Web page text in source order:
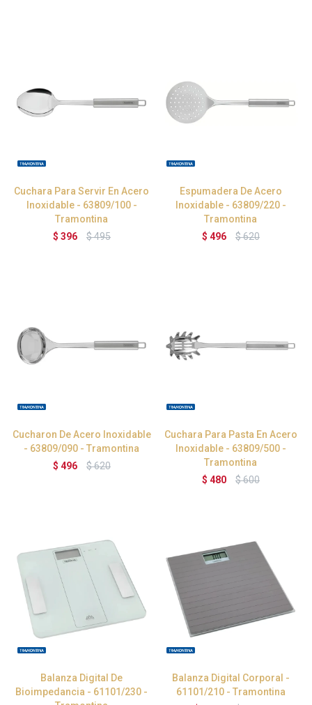
Cuchara Para Servir En Acero
Inoxidable - 63809/100 -
Tramontina
$ 396 $495
Espumadera De Acero
Inoxidable - 63809/220 -
Tramontina
$ 496 $620
Cucharon De Acero Inoxidable
- 63809/090 - Tramontina
$ 496 $620
Cuchara Para Pasta En Acero
Inoxidable - 63809/500 -
Tramontina
$ 480 $600
Balanza Digital De
Bioimpedancia - 61101/230 -
Balanza Digital Corporal -
61101/210 - Tramontina